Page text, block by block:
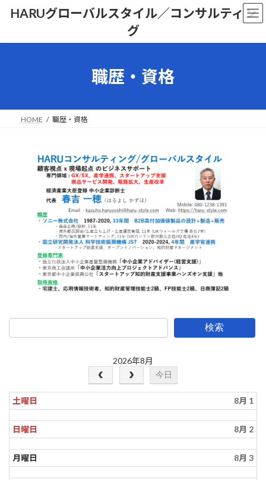
ン
プ
ー
動
HARUグローバルスタイル／コンサルティン
グ
職歴・資格
HOME 職歴・資格
検索
2026年8月
今日
土曜日 8月 1
日曜日 8月 2
月曜日 8月 3